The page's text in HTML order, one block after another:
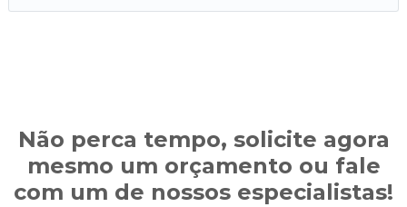
Não perca tempo, solicite agora
mesmo um orçamento ou fale
com um de nossos especialistas!